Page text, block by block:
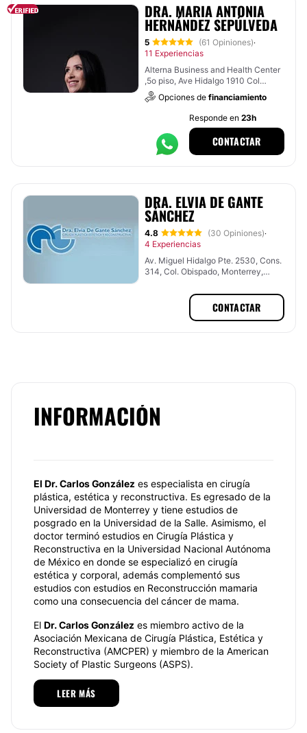
DRA. MARIA ANTONIA
HERNÁNDEZ SEPÚLVEDA
5 (61 Opiniones)·
11 Experiencias
Alterna Business and Health Center
,5o piso, Ave Hidalgo 1910 Col
obispado,, Monterrey
Opciones de financiamiento
Responde en 23h
CONTACTAR
DRA. ELVIA DE GANTE
SÁNCHEZ
4.8 (30 Opiniones)·
4 Experiencias
Av. Miguel Hidalgo Pte. 2530, Cons.
314, Col. Obispado, Monterrey,
CONTACTAR
INFORMACIÓN
El Dr. Carlos González es especialista en cirugía
plástica, estética y reconstructiva. Es egresado de la
Universidad de Monterrey y tiene estudios de
posgrado en la Universidad de la Salle. Asimismo, el
doctor terminó estudios en Cirugía Plástica y
Reconstructiva en la Universidad Nacional Autónoma
de México en donde se especializó en cirugía
estética y corporal, además complementó sus
estudios con estudios en Reconstrucción mamaria
como una consecuencia del cáncer de mama.
El Dr. Carlos González es miembro activo de la
Asociación Mexicana de Cirugía Plástica, Estética y
Reconstructiva (AMCPER) y miembro de la American
Society of Plastic Surgeons (ASPS).
Especialidades
LEER MÁS